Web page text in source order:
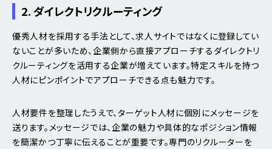
2. ダイレクトリクルーティング
優秀人材を採用する手法として、求人サイトではなくに登録してい
ないことが多いため、企業側から直接アプローチするダイレクトリ
クルーティングを活用する企業が増えています。特定スキルを持つ
人材にピンポイントでアプローチできる点も魅力です。
人材要件を整理したうえで、ターゲット人材に個別にメッセージを
送ります。メッセージでは、企業の魅力や具体的なポジション情報
を簡潔かつ丁寧に伝えることが重要です。専門のリクルーターを